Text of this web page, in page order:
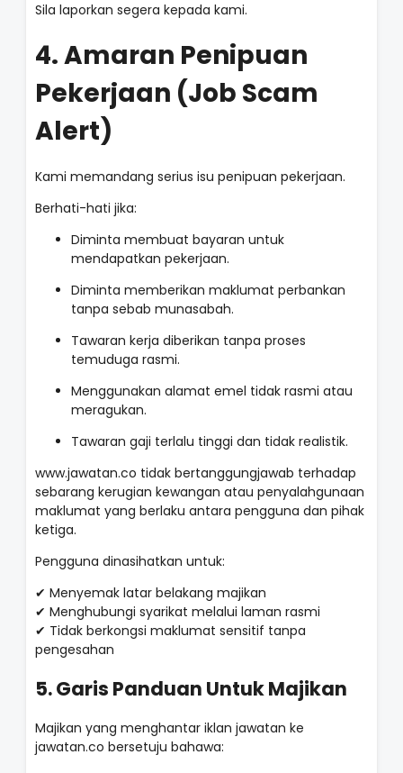
Sila laporkan segera kepada kami.
4. Amaran Penipuan
Pekerjaan (Job Scam
Alert)
Kami memandang serius isu penipuan pekerjaan.
Berhati-hati jika:
Diminta membuat bayaran untuk
mendapatkan pekerjaan.
Diminta memberikan maklumat perbankan
tanpa sebab munasabah.
Tawaran kerja diberikan tanpa proses
temuduga rasmi.
Menggunakan alamat emel tidak rasmi atau
meragukan.
Tawaran gaji terlalu tinggi dan tidak realistik.
www.jawatan.co tidak bertanggungjawab terhadap
sebarang kerugian kewangan atau penyalahgunaan
maklumat yang berlaku antara pengguna dan pihak
ketiga.
Pengguna dinasihatkan untuk:
✔ Menyemak latar belakang majikan
✔ Menghubungi syarikat melalui laman rasmi
✔ Tidak berkongsi maklumat sensitif tanpa
pengesahan
5. Garis Panduan Untuk Majikan
Majikan yang menghantar iklan jawatan ke
jawatan.co bersetuju bahawa: